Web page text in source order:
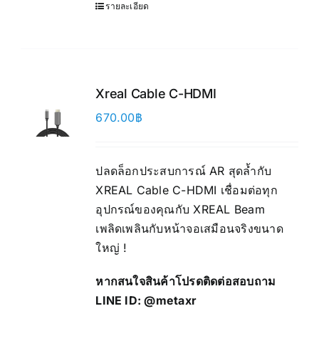
รายละเอียด
Xreal Cable C-HDMI
670.00฿
ปลดล็อกประสบการณ์ AR สุดล้ำกับ
XREAL Cable C-HDMI เชื่อมต่อทุก
อุปกรณ์ของคุณกับ XREAL Beam
เพลิดเพลินกับหน้าจอเสมือนจริงขนาด
ใหญ่ !
หากสนใจสินค้าโปรดติดต่อสอบถาม
LINE ID:@metaxr